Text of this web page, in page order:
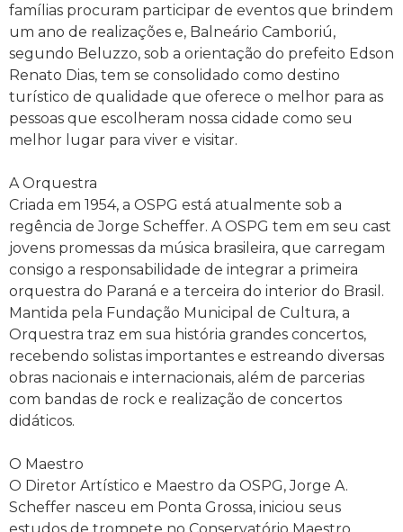
famílias procuram participar de eventos que brindem
um ano de realizações e, Balneário Camboriú,
segundo Beluzzo, sob a orientação do prefeito Edson
Renato Dias, tem se consolidado como destino
turístico de qualidade que oferece o melhor para as
pessoas que escolheram nossa cidade como seu
melhor lugar para viver e visitar.
A Orquestra
Criada em 1954, a OSPG está atualmente sob a
regência de Jorge Scheffer. A OSPG tem em seu cast
jovens promessas da música brasileira, que carregam
consigo a responsabilidade de integrar a primeira
orquestra do Paraná e a terceira do interior do Brasil.
Mantida pela Fundação Municipal de Cultura, a
Orquestra traz em sua história grandes concertos,
recebendo solistas importantes e estreando diversas
obras nacionais e internacionais, além de parcerias
com bandas de rock e realização de concertos
didáticos.
O Maestro
O Diretor Artístico e Maestro da OSPG, Jorge A.
Scheffer nasceu em Ponta Grossa, iniciou seus